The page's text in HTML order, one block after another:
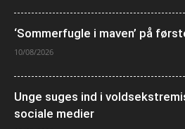
‘Sommerfugle i maven’ på
10/08/2026
Unge suges ind i
sociale medier